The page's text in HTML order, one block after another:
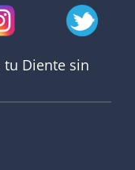
tu Diente sin